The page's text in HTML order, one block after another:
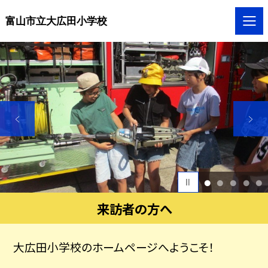
富山市立大広田小学校
1 2 3 4 5
来訪者の方へ
大広田小学校のホームページへようこそ！